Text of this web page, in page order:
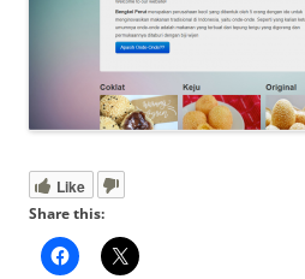
Like
Share this: